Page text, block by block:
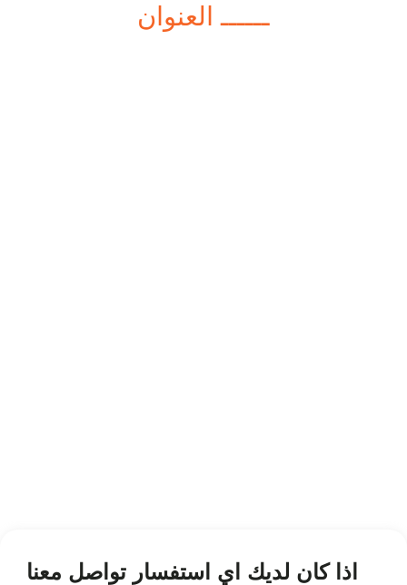
ــــــ العنوان
اذا كان لديك اي استفسار تواصل معنا